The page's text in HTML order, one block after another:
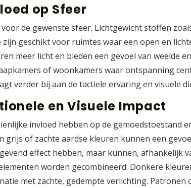
op Sfeer
de gewenste sfeer. Lichtgewicht stoffen
geschikt voor ruimtes waar een open en
meer licht en bieden een gevoel van weelde
of woonkamers waar ontspanning
verder bij aan de tactiele ervaring en visuele
en Visuele Impact
invloed hebben op de gemoedstoestand
grijs of zachte aardse kleuren kunnen een
effect hebben, maar kunnen, afhankelijk
worden gecombineerd. Donkere
met zachte, gedempte verlichting.